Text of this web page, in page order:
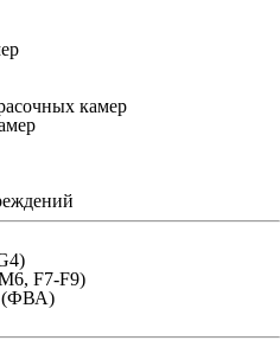
камер
F7-F9)
(ФВА)